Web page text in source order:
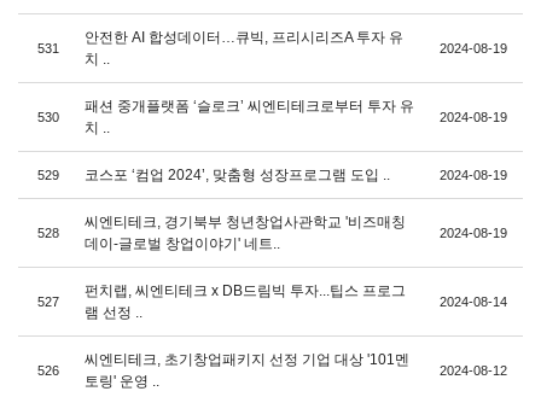
531
안전한 AI 합성데이터…큐빅, 프리시리즈A 투자 유
치 ..
2024-08-19
530
패션 중개플랫폼 ‘슬로크’ 씨엔티테크로부터 투자 유
치 ..
2024-08-19
529 코스포 ‘컴업 2024’, 맞춤형 성장프로그램 도입 .. 2024-08-19
528
씨엔티테크, 경기북부 청년창업사관학교 '비즈매칭
데이-글로벌 창업이야기' 네트..
2024-08-19
527
펀치랩, 씨엔티테크 x DB드림빅 투자...팁스 프로그
램 선정 ..
2024-08-14
526
씨엔티테크, 초기창업패키지 선정 기업 대상 '101멘
토링' 운영 ..
2024-08-12